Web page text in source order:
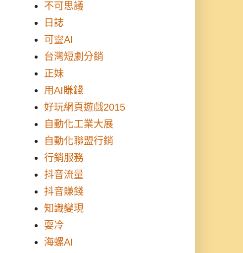
不可思議
日誌
可靈AI
台灣短劇分銷
正妹
用AI賺錢
好玩網頁遊戲2015
自動化工業大展
自動化聯盟行銷
行銷服務
抖音流量
抖音賺錢
知識變現
耍冷
海螺AI